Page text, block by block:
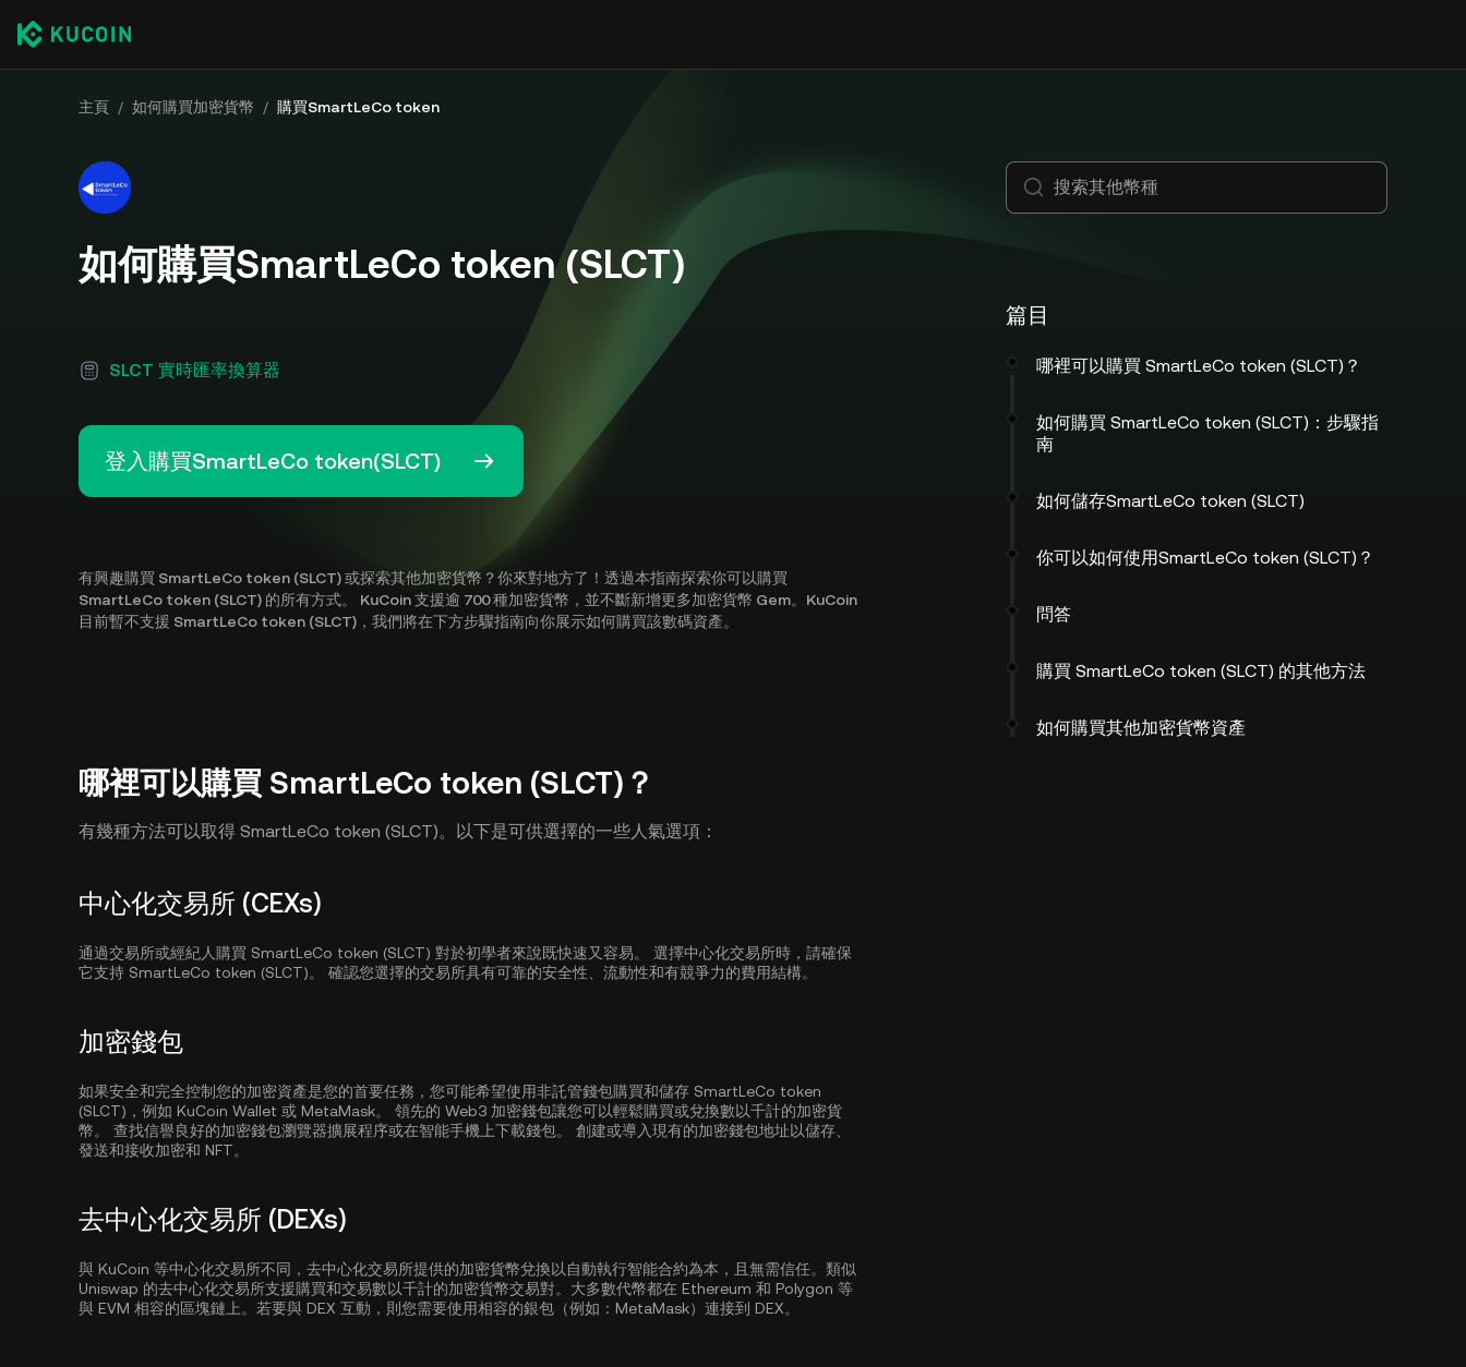
主頁 / 如何購買加密貨幣 / 購買SmartLeCo token
如何購買SmartLeCo token (SLCT)
SLCT 實時匯率換算器
登入購買SmartLeCo token(SLCT)
有興趣購買 SmartLeCo token (SLCT) 或探索其他加密貨幣？你來對地方了！透過本指南探索你可以購買
SmartLeCo token (SLCT) 的所有方式。 KuCoin 支援逾 700 種加密貨幣，並不斷新增更多加密貨幣 Gem。KuCoin
目前暫不支援 SmartLeCo token (SLCT)，我們將在下方步驟指南向你展示如何購買該數碼資產。
哪裡可以購買 SmartLeCo token (SLCT)？
有幾種方法可以取得 SmartLeCo token (SLCT)。以下是可供選擇的一些人氣選項：
中心化交易所 (CEXs)
通過交易所或經紀人購買 SmartLeCo token (SLCT) 對於初學者來說既快速又容易。 選擇中心化交易所時，請確保
它支持 SmartLeCo token (SLCT)。 確認您選擇的交易所具有可靠的安全性、流動性和有競爭力的費用結構。
加密錢包
如果安全和完全控制您的加密資產是您的首要任務，您可能希望使用非託管錢包購買和儲存 SmartLeCo token
(SLCT)，例如 KuCoin Wallet 或 MetaMask。 領先的 Web3 加密錢包讓您可以輕鬆購買或兌換數以千計的加密貨
幣。 查找信譽良好的加密錢包瀏覽器擴展程序或在智能手機上下載錢包。 創建或導入現有的加密錢包地址以儲存、
發送和接收加密和 NFT。
去中心化交易所 (DEXs)
與 KuCoin 等中心化交易所不同，去中心化交易所提供的加密貨幣兌換以自動執行智能合約為本，且無需信任。類似
Uniswap 的去中心化交易所支援購買和交易數以千計的加密貨幣交易對。大多數代幣都在 Ethereum 和 Polygon 等
與 EVM 相容的區塊鏈上。若要與 DEX 互動，則您需要使用相容的銀包（例如：MetaMask）連接到 DEX。
篇目
哪裡可以購買 SmartLeCo token (SLCT)？
如何購買 SmartLeCo token (SLCT)：步驟指
南
如何儲存SmartLeCo token (SLCT)
你可以如何使用SmartLeCo token (SLCT)？
問答
購買 SmartLeCo token (SLCT) 的其他方法
如何購買其他加密貨幣資產